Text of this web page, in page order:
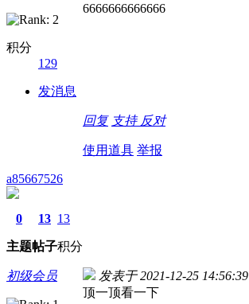
积分
129
发消息
6666666666666
回复 支持 反对
使用道具 举报
a85667526
0
主题
13
帖子
13
积分
初级会员 发表于 2021-12-25 14:56:39
顶一顶看一下